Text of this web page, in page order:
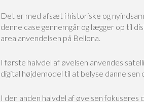
Det er med afsæt i historiske og
denne case gennemgår og lægger op til
arealanvendelsen på Bellona.
I første halvdel af øvelsen anvendes
digital højdemodel til at belyse dannelsen
I den anden halvdel af øvelsen